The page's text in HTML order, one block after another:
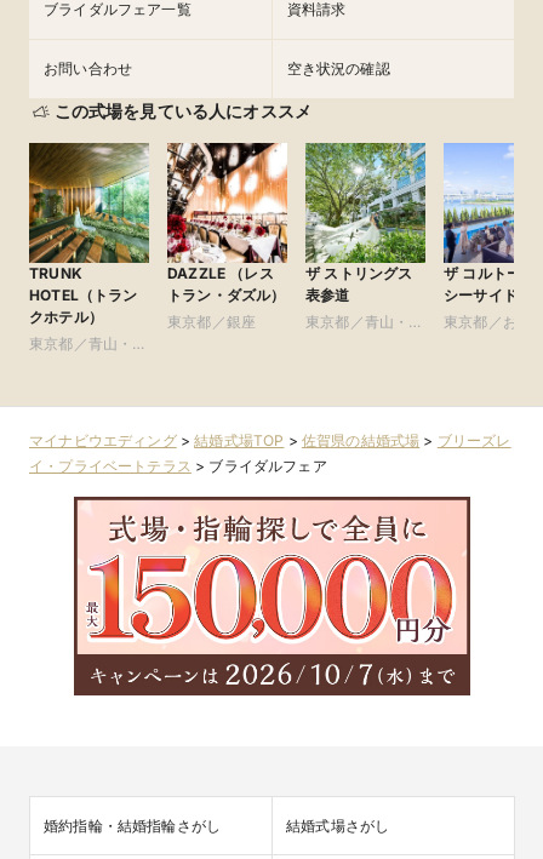
ブライダルフェア一覧 資料請求
お問い合わせ 空き状況の確認
この式場を見ている人にオススメ
TRUNK
HOTEL（トラン
クホテル）
東京都／青山・表
DAZZLE （レス
トラン・ダズル）
東京都／銀座
ザ ストリングス
表参道
東京都／青山・表
ザ コルトーナ
シーサイド台
東京都／お台
マイナビウエディング>結婚式場TOP > 佐賀県の結婚式場 > ブリーズレ
イ・プライベートテラス > ブライダルフェア
婚約指輪・結婚指輪さがし 結婚式場さがし